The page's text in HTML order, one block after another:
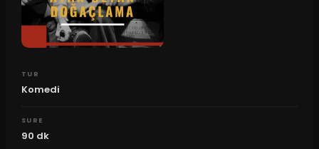
TUR
Komedi
SURE
90 dk